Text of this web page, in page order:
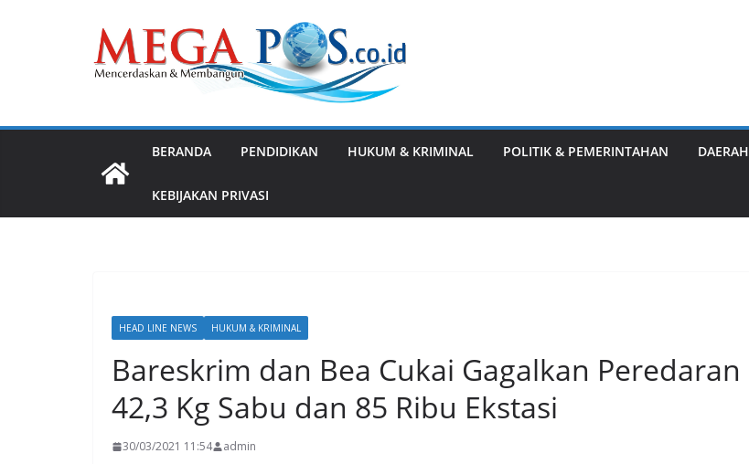
BERANDA PENDIDIKAN HUKUM & KRIMINAL POLITIK & PEMERINTAHAN DAERAH
KEBIJAKAN PRIVASI
HEAD LINE NEWS HUKUM & KRIMINAL
Bareskrim dan Bea Cukai Gagalkan Peredaran
42,3 Kg Sabu dan 85 Ribu Ekstasi
30/03/2021 11:54 admin